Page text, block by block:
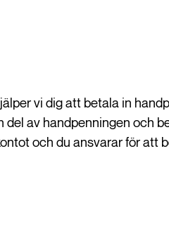
vi dig att betala in
av handpenningen och
och du ansvarar för att